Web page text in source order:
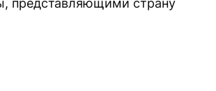
представляющими страну